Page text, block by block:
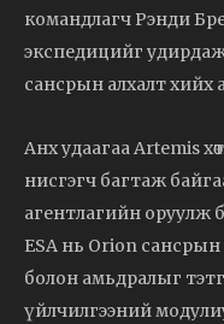
командлагч Рэнди
экспедицийг удирдаж
сансрын алхалт хийх
Анх удаагаа Artemis
нисгэгч багтаж
агентлагийн оруулж
ESA нь Orion сансрын
болон амьдралыг
үйлчилгээний